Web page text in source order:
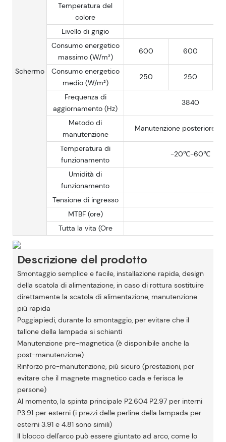
Schermo
Temperatura del
colore
Livello di grigio
Consumo energetico
massimo (W/m²)
600 600
Consumo energetico
medio (W/m²)
250 250
Frequenza di
aggiornamento (Hz)
3840
Metodo di
manutenzione
Manutenzione posteriore/
Temperatura di
funzionamento
-20℃-60℃
Umidità di
funzionamento
Tensione di ingresso
MTBF (ore)
Tutta la vita (Ore
Descrizione del prodotto
Smontaggio semplice e facile, installazione rapida, design
della scatola di alimentazione, in caso di rottura sostituire
direttamente la scatola di alimentazione, manutenzione
più rapida
Poggiapiedi, durante lo smontaggio, per evitare che il
tallone della lampada si schianti
Manutenzione pre-magnetica (è disponibile anche la
post-manutenzione)
Rinforzo pre-manutenzione, più sicuro (prestazioni, per
evitare che il magnete magnetico cada e ferisca le
persone)
Al momento, la spinta principale P2.604 P2.97 per interni
P3.91 per esterni (i prezzi delle perline della lampada per
esterni 3.91 e 4.81 sono simili)
Il blocco dell'arco può essere giuntato ad arco, come lo